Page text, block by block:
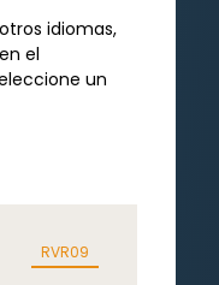
idiomas,
el
un
RVR09